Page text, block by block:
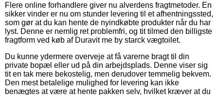
Flere online forhandlere giver nu alverdens fragtmetoder. En
sikker vinder er nu om stunder levering til et afhentningssted,
som gør at du kan hente de nyindkøbte produkter når du har
lyst. Denne er nemlig ret problemfri, og tit tilmed den billigste
fragtform ved køb af Duravit me by starck vægtoilet.
Du kunne ydermere overveje at få varerne bragt til din
private bopæl eller ud på din arbejdsplads. Denne viser sig
tit en tak mere bekostelig, men derudover temmelig bekvem.
Den mest betalelige mulighed for levering kan ikke
benægtes at være at hente pakken selv, hvilket kræver at du